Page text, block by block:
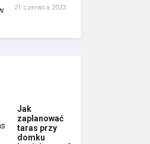
21 czerwca 2023
Jak
zaplanować
taras przy
domku